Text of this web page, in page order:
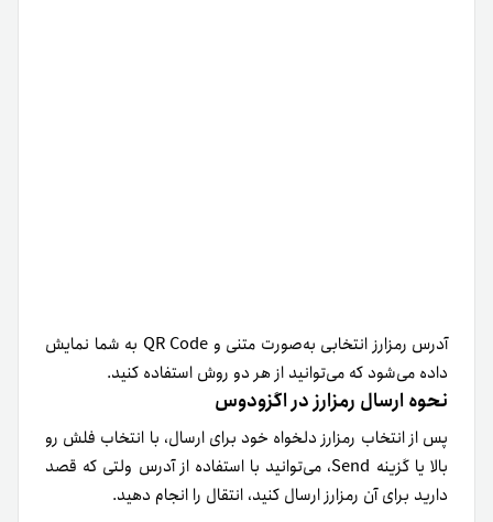
آدرس رمزارز انتخابی به‌صورت متنی و QR Code به شما نمایش
داده می‌شود که می‌توانید از هر دو روش استفاده کنید.
نحوه ارسال رمزارز در اگزودوس
پس از انتخاب رمزارز دلخواه خود برای ارسال، با انتخاب فلش رو
بالا یا گزینه Send، می‌توانید با استفاده از آدرس ولتی که قصد
دارید برای آن رمزارز ارسال کنید، انتقال را انجام دهید.